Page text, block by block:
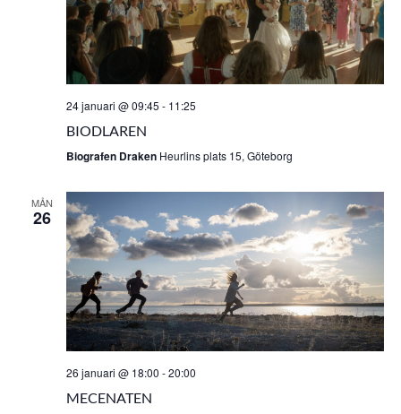
24 januari @ 09:45 - 11:25
BIODLAREN
Biografen Draken Heurlins plats 15, Göteborg
MÅN
26
26 januari @ 18:00 -20:00
MECENATEN